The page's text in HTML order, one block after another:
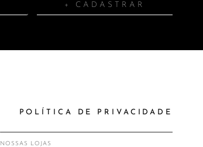
+ CADASTRAR
POLÍTICA DE PRIVACIDADE
NOSSAS LOJAS